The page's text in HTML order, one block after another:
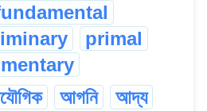
primal
আগনি
আদ্য